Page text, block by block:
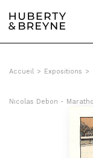
Accueil > Expositions >
Nicolas Debon -